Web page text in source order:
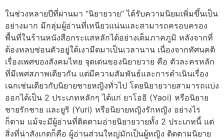
ในช่วงหลายปีที่ผ่านมา “นิยายวาย” ได้รับความนิยมเพิ่มขึ้นเป็น
อย่างมาก มีกลุ่มผู้อ่านที่เหนียวแน่นและสามารถครอบครอง
พื้นที่ในร้านหนังสือกระแสหลักได้อย่างเต็มภาคภูมิ หลังจากที่
ต้องหลบซ่อนตัวอยู่ใต้เงามืดมาเป็นเวลานาน เนื่องจากทัศนคติ
เรื่องเพศของสังคมไทย จุดเด่นของนิยายวาย คือ ตัวละครหลัก
ที่มีเพศสภาพเดียวกัน แต่มีความสัมพันธ์และการดำเนินเรื่อง
เฉกเช่นเดียวกับนิยายชายหญิงทั่วไป โดยนิยายวายสามารถแบ่ง
ออกได้เป็น 2 ประเภทหลักๆ ได้แก่ ยาโออิ (Yaoi) หรือนิยาย
ชายรักชาย และยูริ (Yuri) หรือนิยายหญิงรักหญิง อย่างไร
ก็ตาม แม้จะมีผู้อ่านที่ติดตามอ่ายนิยายวายทั้ง 2 ประเภทนี้ แต่
สิ่งที่น่าสังเกตก็คือ ผู้อ่านส่วนใหญ่มักเป็นผู้หญิง ติดตามนิยาย